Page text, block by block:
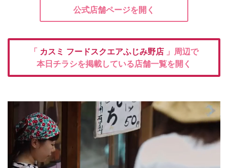
公式店舗ページを開く
「 カスミ フードスクエアふじみ野店 」周辺で
本日チラシを掲載している店舗一覧を開く